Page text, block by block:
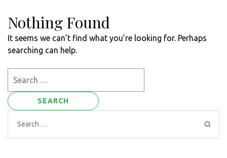
Nothing Found
It seems we can’t find what you’re looking for. Perhaps
searching can help.
Search
for: